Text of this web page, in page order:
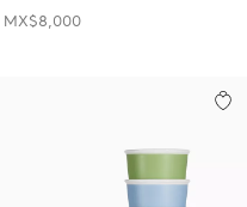
MX$8,000